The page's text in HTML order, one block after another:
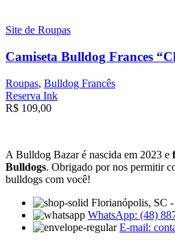
Site de Roupas
Camiseta Bulldog Frances
Roupas, Bulldog Francês
Reserva Ink
R$ 109,00
A Bulldog Bazar é nascida em 2023 e
Bulldogs. Obrigado por nos permitir
bulldogs com você!
Florianópolis, SC
WhatsApp: (48)
E-mail: